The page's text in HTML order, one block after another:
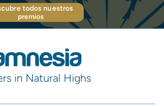
todos nuestros
premios
in Natural Highs